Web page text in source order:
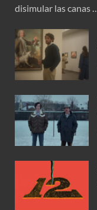
disimular las canas …